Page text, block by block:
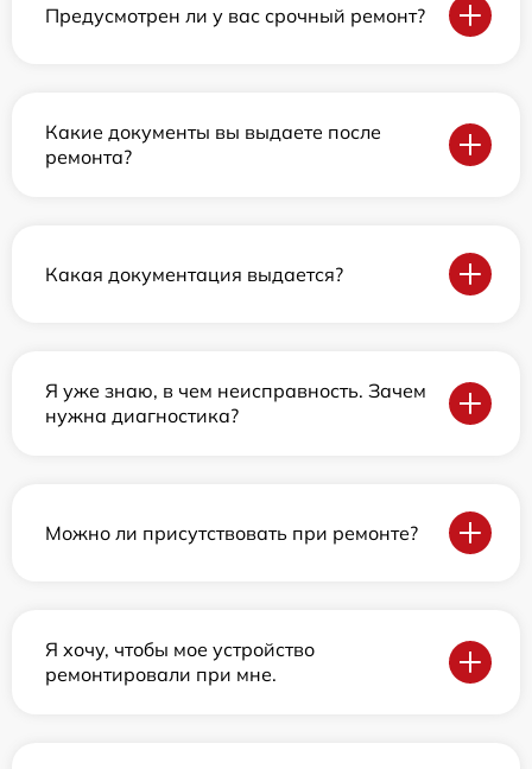
Предусмотрен ли у вас срочный ремонт?
Какие документы вы выдаете после
ремонта?
Какая документация выдается?
Я уже знаю, в чем неисправность. Зачем
нужна диагностика?
Можно ли присутствовать при ремонте?
Я хочу, чтобы мое устройство
ремонтировали при мне.